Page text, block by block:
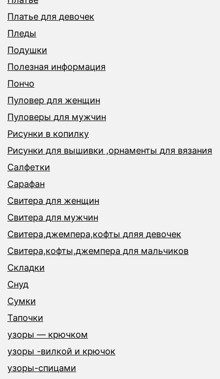
Платье для девочек
Пледы
Подушки
Полезная информация
Пончо
Пуловер для женщин
Пуловеры для мужчин
Рисунки в копилку
Рисунки для вышивки ,орнаменты для вязания
Салфетки
Сарафан
Свитера для женщин
Свитера для мужчин
Свитера,джемпера,кофты дляя девочек
Свитера,кофты,джемпера для мальчиков
Складки
Снуд
Сумки
Тапочки
узоры — крючком
узоры -вилкой и крючок
узоры-спицами